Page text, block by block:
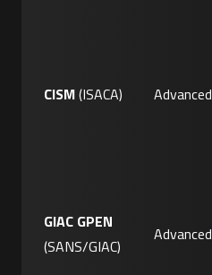
CISM (ISACA) Advanced
GIAC GPEN
(SANS/GIAC)
Advanced